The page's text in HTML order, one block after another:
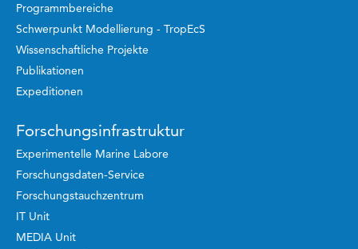
Programmbereiche
Schwerpunkt Modellierung - TropEcS
Wissenschaftliche Projekte
Publikationen
Expeditionen
Forschungsinfrastruktur
Experimentelle Marine Labore
Forschungsdaten-Service
Forschungstauchzentrum
IT Unit
MEDIA Unit